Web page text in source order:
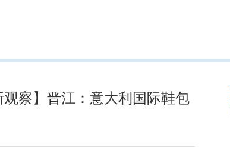
观察】晋江：意大利国际鞋包